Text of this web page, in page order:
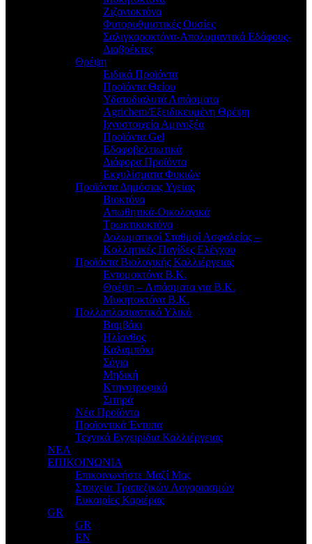
Ζιζανιοκτόνα
Φυτορυθμιστικές Ουσίες
Σαλιγκαροκτόνα-Απολυμαντικά Εδάφους-
Διαβρέκτες
Θρέψη
Ειδικά Προϊόντα
Προϊόντα Θείου
Υδατοδιαλυτά Λιπάσματα
Agrichem/Εξειδικευμένη Θρέψη
Ιχνοστοιχεία Αμινοξέα
Προϊόντα Gel
Εδαφοβελτιωτικά
Διάφορα Προϊόντα
Εκχυλίσματα Φυκιών
Προϊόντα Δημόσιας Υγείας
Βιοκτόνα
Απωθητικά-Οικολογικά
Τρωκτικοκτόνα
Δολωματικοί Σταθμοί Ασφαλείας –
Κολλητικές Παγίδες Ελέγχου
Προϊόντα Βιολογικής Καλλιέργειας
Εντομοκτόνα Β.Κ.
Θρέψη – Λιπάσματα για Β.Κ.
Μυκητοκτόνα Β.Κ.
Πολλαπλασιαστικό Υλικό
Βαμβάκι
Ηλίανθος
Καλαμπόκι
Σόγια
Μηδική
Κτηνοτροφικά
Σιτηρά
Νέα Προϊόντα
Προϊοντικά Έντυπα
Τεχνικά Εγχειρίδια Καλλιέργειας
ΝΕΑ
ΕΠΙΚΟΙΝΩΝΙΑ
Επικοινωνήστε Μαζί Μας
Στοιχεία Τραπεζικών Λογαριασμών
Ευκαιρίες Καριέρας
GR
GR
EN